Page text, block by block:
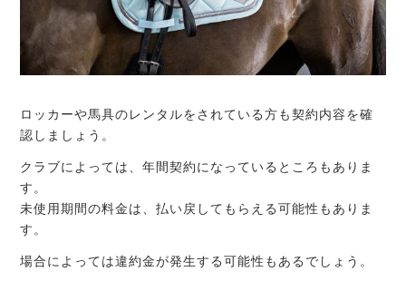
ロッカーや馬具のレンタルをされている方も契約内容を確
認しましょう。
クラブによっては、年間契約になっているところもありま
す。
未使用期間の料金は、払い戻してもらえる可能性もありま
す。
場合によっては違約金が発生する可能性もあるでしょう。